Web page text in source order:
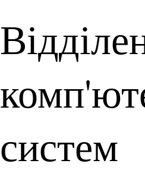
систем